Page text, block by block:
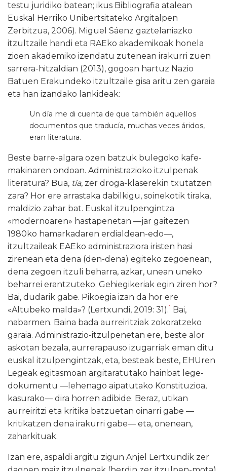
testu juridiko batean; ikus Bibliografia atalean
Euskal Herriko Unibertsitateko Argitalpen
Zerbitzua, 2006). Miguel Sáenz gaztelaniazko
itzultzaile handi eta RAEko akademikoak honela
zioen akademiko izendatu zutenean irakurri zuen
sarrera-hitzaldian (2013), gogoan hartuz Nazio
Batuen Erakundeko itzultzaile gisa aritu zen garaia
eta han izandako lankideak:
Un día me di cuenta de que también aquellos
documentos que traducía, muchas veces áridos,
eran literatura.
Beste barre-algara ozen batzuk bulegoko kafe-
makinaren ondoan. Administrazioko itzulpenak
literatura? Bua, tía, zer droga-klaserekin txutatzen
zara? Hor ere arrastaka dabilkigu, soinekotik tiraka,
maldizio zahar bat. Euskal itzulpengintza
«modernoaren» hastapenetan —jar gaitezen
1980ko hamarkadaren erdialdean-edo—,
itzultzaileak EAEko administraziora iristen hasi
zirenean eta dena (den-dena) egiteko zegoenean,
dena zegoen itzuli beharra, azkar, unean uneko
beharrei erantzuteko. Gehiegikeriak egin ziren hor?
Bai, dudarik gabe. Pikoegia izan da hor ere
«Altubeko malda»? (Lertxundi, 2019: 31).1 Bai,
nabarmen. Baina bada aurreiritziak zokoratzeko
garaia. Administrazio-itzulpenetan ere, beste alor
askotan bezala, aurrerapauso izugarriak eman ditu
euskal itzulpengintzak, eta, besteak beste, EHUren
Legeak egitasmoan argitaratutako hainbat lege-
dokumentu —lehenago aipatutako Konstituzioa,
kasurako— dira horren adibide. Beraz, utikan
aurreiritzi eta kritika batzuetan oinarri gabe —
kritikatzen dena irakurri gabe— eta, onenean,
zaharkituak.
Izan ere, aspaldi argitu zigun Anjel Lertxundik zer